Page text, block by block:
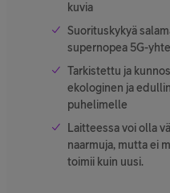
kuvia
Suorituskykyä
supernopea 5G-
Tarkistettu ja
ekologinen ja
puhelimelle
Laitteessa voi olla
naarmuja, mutta ei
toimii kuin uusi.